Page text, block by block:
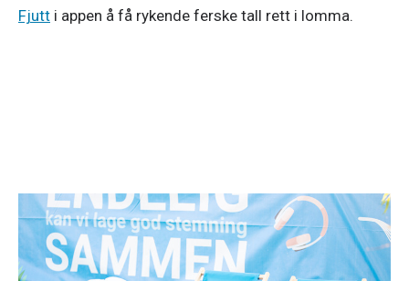
Fjutt i appen å få rykende ferske tall rett i lomma.
Strøm 1. juli 2026
Spar strøm i sommer!